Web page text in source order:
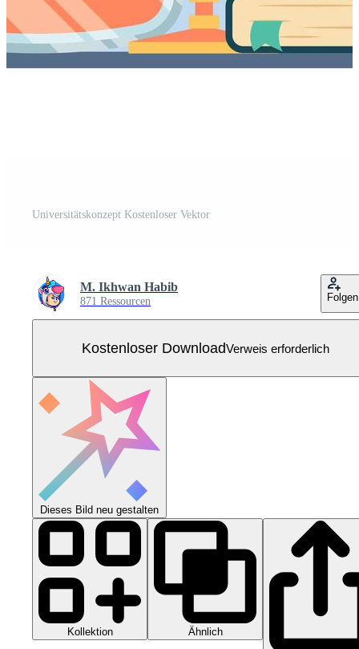
Universitätskonzept Kostenloser Vektor
M. Ikhwan Habib
871 Ressourcen Folgen
Kostenloser DownloadVerweis erforderlich
Dieses Bild neu gestalten
Kollektion Ähnlich